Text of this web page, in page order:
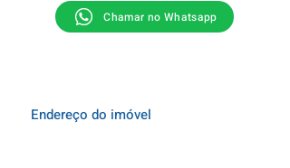
Chamar no Whatsapp
Endereço do imóvel